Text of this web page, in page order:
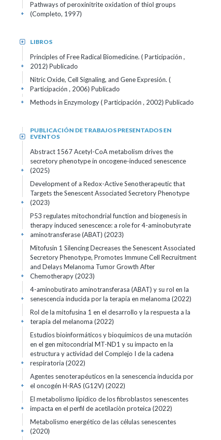
Pathways of peroxinitrite oxidation of thiol groups
(Completo, 1997)
+
LIBROS
+
Principles of Free Radical Biomedicine. ( Participación ,
2012) Publicado
+
Nitric Oxide, Cell Signaling, and Gene Expresión. (
Participación , 2006) Publicado
+
Methods in Enzymology ( Participación , 2002) Publicado
+
PUBLICACIÓN DE TRABAJOS PRESENTADOS EN
EVENTOS
+
Abstract 1567 Acetyl-CoA metabolism drives the
secretory phenotype in oncogene-induced senescence
(2025)
+
Development of a Redox-Active Senotherapeutic that
Targets the Senescent Associated Secretory Phenotype
(2023)
+
P53 regulates mitochondrial function and biogenesis in
therapy induced senescence: a role for 4-aminobutyrate
aminotransferase (ABAT) (2023)
+
Mitofusin 1 Silencing Decreases the Senescent Associated
Secretory Phenotype, Promotes Immune Cell Recruitment
and Delays Melanoma Tumor Growth After
Chemotherapy (2023)
+
4-aminobutirato aminotransferasa (ABAT) y su rol en la
senescencia inducida por la terapia en melanoma (2022)
+
Rol de la mitofusina 1 en el desarrollo y la respuesta a la
terapia del melanoma (2022)
+
Estudios bioinformáticos y bioquímicos de una mutación
en el gen mitocondrial MT-ND1 y su impacto en la
estructura y actividad del Complejo I de la cadena
respiratoria (2022)
+
Agentes senoterapéuticos en la senescencia inducida por
el oncogén H-RAS (G12V) (2022)
+
El metabolismo lipídico de los fibroblastos senescentes
impacta en el perfil de acetilaciòn proteica (2022)
+
Metabolismo energético de las células senescentes
(2020)
+